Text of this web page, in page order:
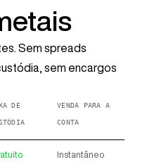
Sem spreads
sem encargos
DE VENDA PARA A
CONTA
Instantâneo